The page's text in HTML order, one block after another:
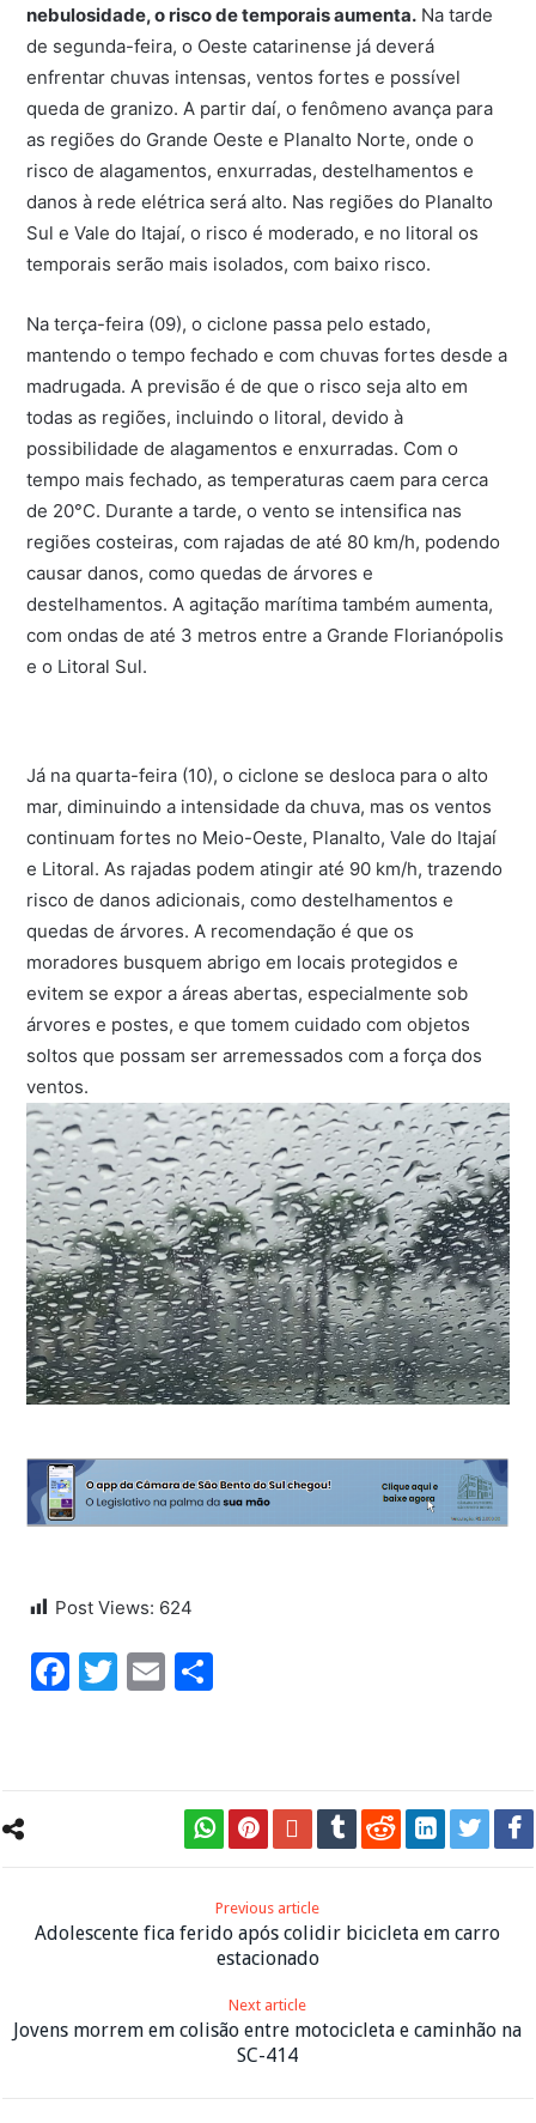
nebulosidade, o risco de temporais aumenta. Na tarde
de segunda-feira, o Oeste catarinense já deverá
enfrentar chuvas intensas, ventos fortes e possível
queda de granizo. A partir daí, o fenômeno avança para
as regiões do Grande Oeste e Planalto Norte, onde o
risco de alagamentos, enxurradas, destelhamentos e
danos à rede elétrica será alto. Nas regiões do Planalto
Sul e Vale do Itajaí, o risco é moderado, e no litoral os
temporais serão mais isolados, com baixo risco.
Na terça-feira (09), o ciclone passa pelo estado,
mantendo o tempo fechado e com chuvas fortes desde a
madrugada. A previsão é de que o risco seja alto em
todas as regiões, incluindo o litoral, devido à
possibilidade de alagamentos e enxurradas. Com o
tempo mais fechado, as temperaturas caem para cerca
de 20°C. Durante a tarde, o vento se intensifica nas
regiões costeiras, com rajadas de até 80 km/h, podendo
causar danos, como quedas de árvores e
destelhamentos. A agitação marítima também aumenta,
com ondas de até 3 metros entre a Grande Florianópolis
e o Litoral Sul.
Já na quarta-feira (10), o ciclone se desloca para o alto
mar, diminuindo a intensidade da chuva, mas os ventos
continuam fortes no Meio-Oeste, Planalto, Vale do Itajaí
e Litoral. As rajadas podem atingir até 90 km/h, trazendo
risco de danos adicionais, como destelhamentos e
quedas de árvores. A recomendação é que os
moradores busquem abrigo em locais protegidos e
evitem se expor a áreas abertas, especialmente sob
árvores e postes, e que tomem cuidado com objetos
soltos que possam ser arremessados com a força dos
ventos.
Post Views: 624
Facebook
Twitter
Email
Previous article
Adolescente fica ferido após colidir bicicleta em carro
estacionado
Next article
Jovens morrem em colisão entre motocicleta e caminhão na
SC-414